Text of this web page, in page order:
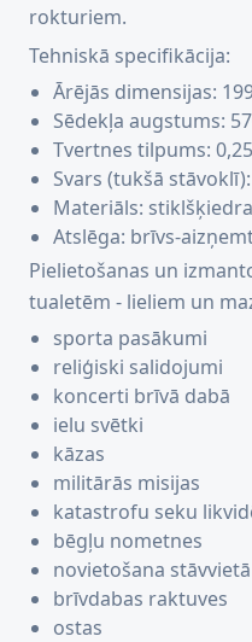
rokturiem.
Tehniskā specifikācija:
Ārējās dimensijas:
Sēdekļa augstums:
Tvertnes tilpums:
Svars (tukšā
Materiāls: stiklšķiedra
Atslēga: brīvs-
Pielietošanas un
tualetēm - lieliem un
sporta pasākumi
reliģiski salidojumi
koncerti brīvā dabā
ielu svētki
kāzas
militārās misijas
katastrofu seku
bēgļu nometnes
novietošana stāvvietā
brīvdabas raktuves
ostas